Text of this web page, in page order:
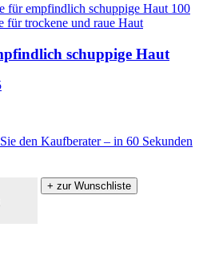
schuppige Haut
den Kaufberater – in 60 Sekunden
+ zur Wunschliste